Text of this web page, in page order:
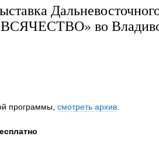
во
программы, смотреть архив